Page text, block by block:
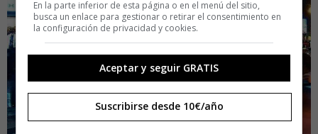
En la parte inferior de esta página o en el menú del sitio,
busca un enlace para gestionar o retirar el consentimiento en
la configuración de privacidad y cookies.
Aceptar y seguir GRATIS
Suscribirse desde 10€/año